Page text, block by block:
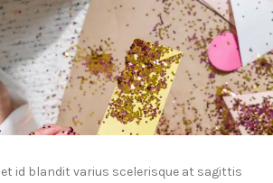
id blandit varius scelerisque at sagittis